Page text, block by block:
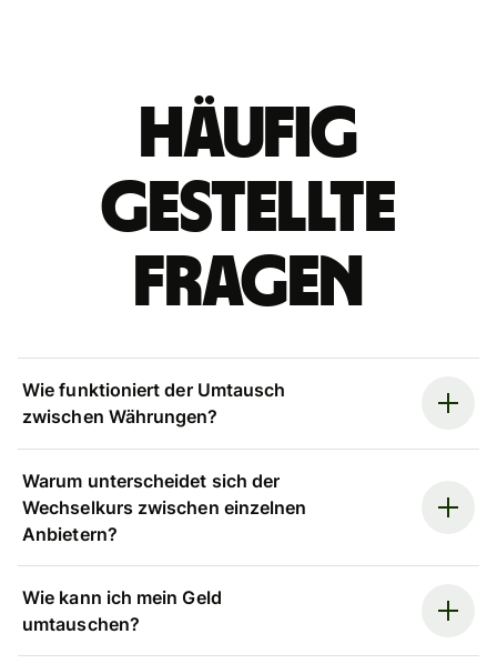
Häufig
gestellte
Fragen
Wie funktioniert der Umtausch
zwischen Währungen?
Warum unterscheidet sich der
Wechselkurs zwischen einzelnen
Anbietern?
Wie kann ich mein Geld
umtauschen?